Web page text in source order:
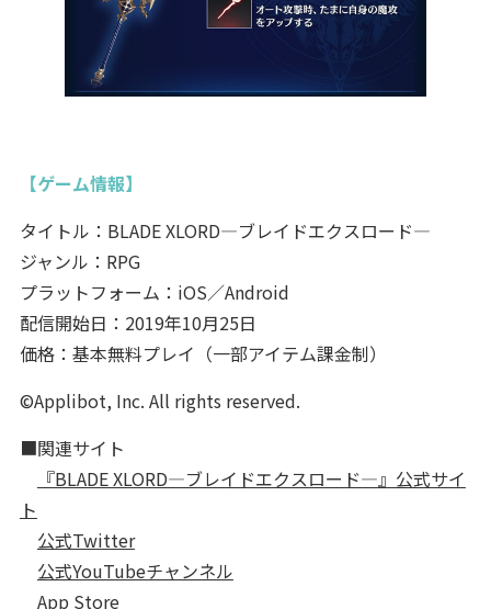
【ゲーム情報】
タイトル：BLADE XLORD―ブレイドエクスロード―
ジャンル：RPG
プラットフォーム：iOS／Android
配信開始日：2019年10月25日
価格：基本無料プレイ（一部アイテム課金制）
©Applibot, Inc. All rights reserved.
■関連サイト
『BLADE XLORD―ブレイドエクスロード―』公式サイ
ト
公式Twitter
公式YouTubeチャンネル
App Store